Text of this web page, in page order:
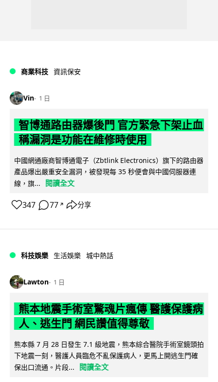
商業科技 資訊保安
Vin 1 日
智博通路由器爆後門 官方緊急下架止血
稱漏洞是功能在維修時使用
中國網通廠商智博通電子（Zbtlink Electronics）旗下的路由器
產品爆出嚴重安全漏洞，被發現每 35 秒便會與中國伺服器連
線，旗...
閱讀全文
347 77 ↗ 分享
科技娛樂 生活娛樂 城中熱話
Lawton 1 日
熊本地震手術室驚魂片瘋傳 醫護保護病
人、逃生門 網民讚值得尊敬
熊本縣 7 月 28 日發生 7.1 級地震，熊本綜合醫院手術室鏡頭拍
下地震一刻，醫護人員臨危不亂保護病人，更馬上開逃生門確
保出口流通。片段...
閱讀全文